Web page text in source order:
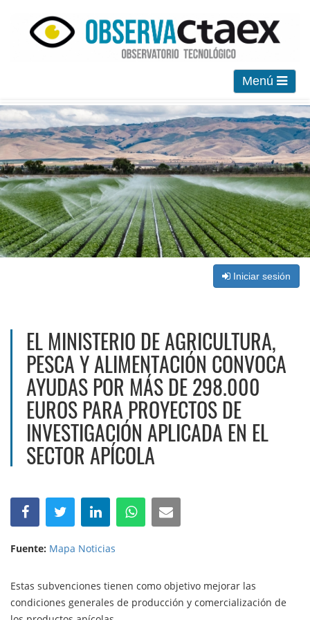
Menú
Iniciar sesión
EL MINISTERIO DE AGRICULTURA,
PESCA Y ALIMENTACIÓN CONVOCA
AYUDAS POR MÁS DE 298.000
EUROS PARA PROYECTOS DE
INVESTIGACIÓN APLICADA EN EL
SECTOR APÍCOLA
Fuente: Mapa Noticias
Estas subvenciones tienen como objetivo mejorar las
condiciones generales de producción y comercialización de